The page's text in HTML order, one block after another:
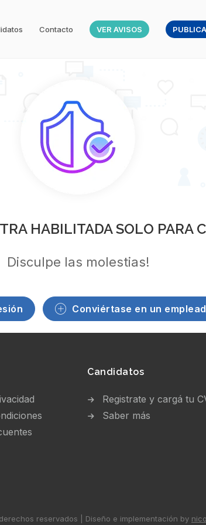
Contacto VER AVISOS
HABILITADA SOLO PARA
Disculpe las molestias!
Conviértase en un
Candidatos
Registrate y cargá tu
Saber más
reservados | Diseño e implementación by